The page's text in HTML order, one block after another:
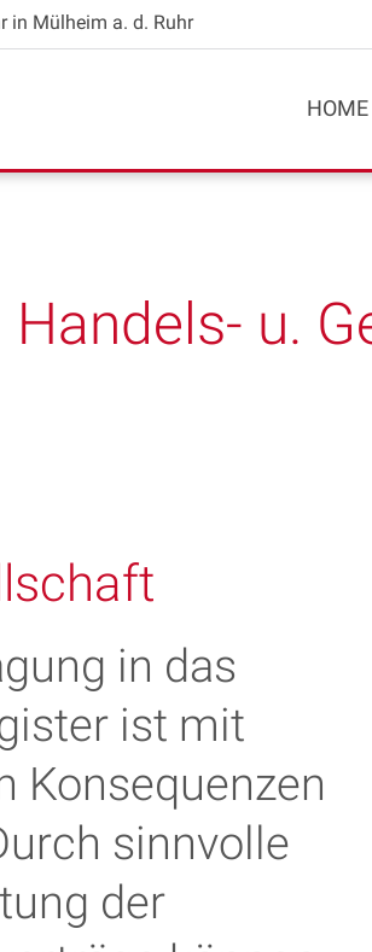
in Mülheim a. d. Ruhr
HOME
Handels- u.
in das
ist mit
Konsequenzen
sinnvolle
der